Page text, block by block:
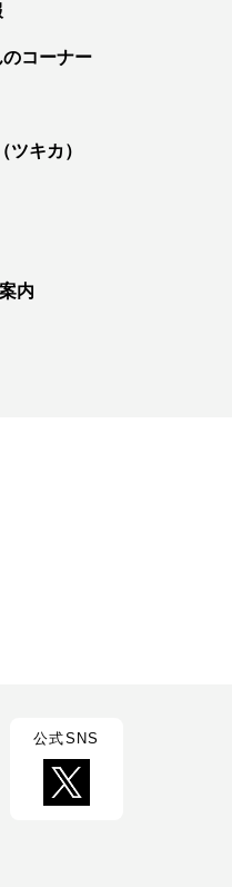
コーナー
ツキカ）
内
公式SNS